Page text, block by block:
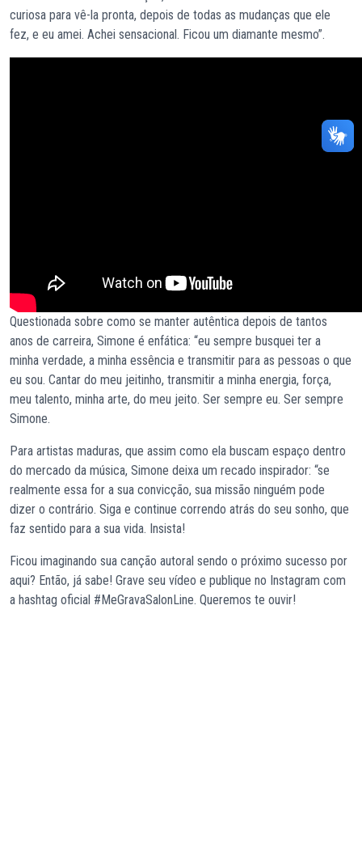
curiosa para vê-la pronta, depois de todas as mudanças que ele
fez, e eu amei. Achei sensacional. Ficou um diamante mesmo”.
Questionada sobre como se manter autêntica depois de tantos
anos de carreira, Simone é enfática: “eu sempre busquei ter a
minha verdade, a minha essência e transmitir para as pessoas o que
eu sou. Cantar do meu jeitinho, transmitir a minha energia, força,
meu talento, minha arte, do meu jeito. Ser sempre eu. Ser sempre
Simone.
Para artistas maduras, que assim como ela buscam espaço dentro
do mercado da música, Simone deixa um recado inspirador: “se
realmente essa for a sua convicção, sua missão ninguém pode
dizer o contrário. Siga e continue correndo atrás do seu sonho, que
faz sentido para a sua vida. Insista!
Ficou imaginando sua canção autoral sendo o próximo sucesso por
aqui? Então, já sabe! Grave seu vídeo e publique no Instagram com
a hashtag oficial #MeGravaSalonLine. Queremos te ouvir!